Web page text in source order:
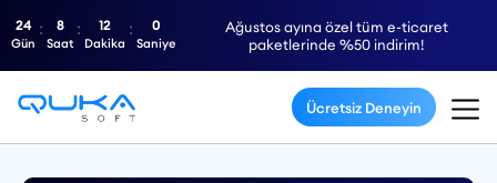
Ağustos ayına özel tüm e-ticaret
paketlerinde %50 indirim!
24
Gün
8
Saat
11
Dakika
59
Saniye
Ücretsiz Deneyin